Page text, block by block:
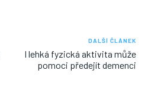
DALŠÍ ČLÁNEK
I lehká fyzická aktivita může
pomoci předejít demenci